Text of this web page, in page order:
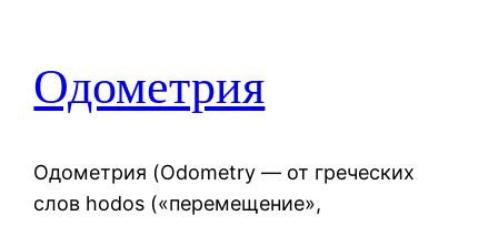
Одометрия
Одометрия (Odometry — от греческих
слов hodos («перемещение»,